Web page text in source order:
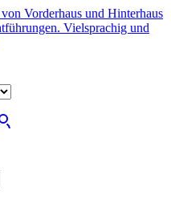
Vorderhaus und Hinterhaus
Vielsprachig und